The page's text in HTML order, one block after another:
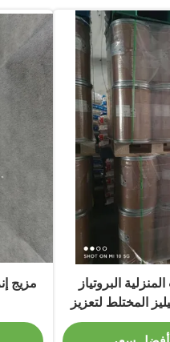
البروتياز
المختلط لتعزيز
مزيج